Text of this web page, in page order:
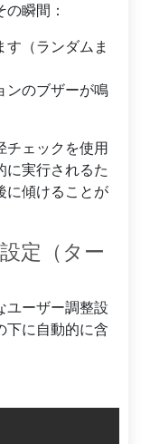
瞬間：
す（ランダムま
ンのブザーが鳴
チェックを使用
に実行されるた
に傾けることが
定（ター
ユーザー調整設
下に自動的に含